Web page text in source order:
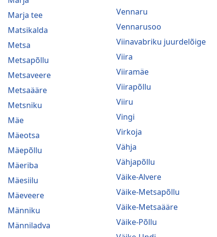
Marja tee
Matsikalda
Metsa
Metsapõllu
Metsaveere
Metsaääre
Metsniku
Mäe
Mäeotsa
Mäepõllu
Mäeriba
Mäesiilu
Mäeveere
Männiku
Männiladva
Vennaru
Vennarusoo
Viinavabriku juurdelõige
Viira
Viiramäe
Viirapõllu
Viiru
Vingi
Virkoja
Vähja
Vähjapõllu
Väike-Alvere
Väike-Metsapõllu
Väike-Metsaääre
Väike-Põllu